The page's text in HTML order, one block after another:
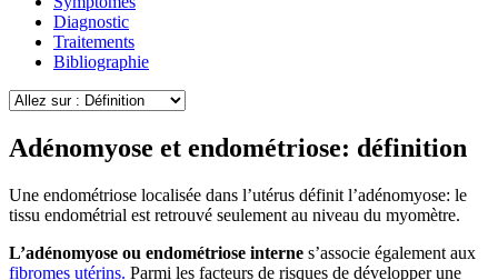
Diagnostic
Traitements
Bibliographie
Adénomyose et endométriose: définition
Une endométriose localisée dans l’utérus définit l’adénomyose: le
tissu endométrial est retrouvé seulement au niveau du myomètre.
L’adénomyose ou endométriose interne s’associe également aux
fibromes utérins. Parmi les facteurs de risques de développer une